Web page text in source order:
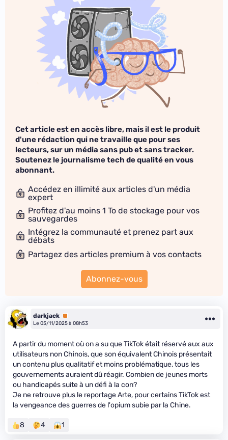
Cet article est en accès libre, mais il est le produit
d'une rédaction qui ne travaille que pour ses
lecteurs, sur un média sans pub et sans tracker.
Soutenez le journalisme tech de qualité en vous
abonnant.
Accédez en illimité aux articles d'un média
expert
Profitez d'au moins 1 To de stockage pour vos
sauvegardes
Intégrez la communauté et prenez part aux
débats
Partagez des articles premium à vos contacts
Abonnez-vous
darkjack Premium
Le 05/11/2025 à 08h53
A partir du moment où on a su que TikTok était réservé aux aux
utilisateurs non Chinois, que son équivalent Chinois présentait
un contenu plus qualitatif et moins problématique, tous les
gouvernements auraient dû réagir. Combien de jeunes morts
ou handicapés suite à un défi à la con?
Je ne retrouve plus le reportage Arte, pour certains TikTok est
la vengeance des guerres de l'opium subie par la Chine.
8 4 1